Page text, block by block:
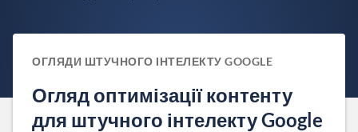
ОГЛЯДИ ШТУЧНОГО ІНТЕЛЕКТУ GOOGLE
Огляд оптимізації контенту
для штучного інтелекту Google